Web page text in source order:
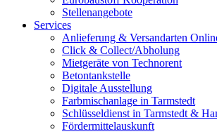
Stellenangebote
Services
Anlieferung & Versandarten
Click & Collect/Abholung
Mietgeräte von Technorent
Betontankstelle
Digitale Ausstellung
Farbmischanlage in Tarmstedt
Schlüsseldienst in Tarmstedt &
Fördermittelauskunft